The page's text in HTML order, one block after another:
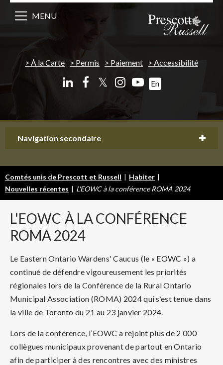
À la Carte Permis Paiement Accessibilité
𝕏 En
MENU
Navigation secondaire
Comtés unis de Prescott et Russell | Habiter |
Nouvelles récentes | L'EOWC à la conférence ROMA 2024
L'EOWC À LA CONFÉRENCE
ROMA 2024
Le Eastern Ontario Wardens' Caucus (le « EOWC ») a
continué de défendre vigoureusement les priorités
régionales lors de la Conférence de la Rural Ontario
Municipal Association (ROMA) 2024 qui s’est tenue dans
la ville de Toronto du 21 au 23 janvier 2024.
Lors de la conférence, l’EOWC a rejoint plus de 2 000
collègues municipaux provenant de partout en Ontario
afin de participer à des rencontres avec des ministres